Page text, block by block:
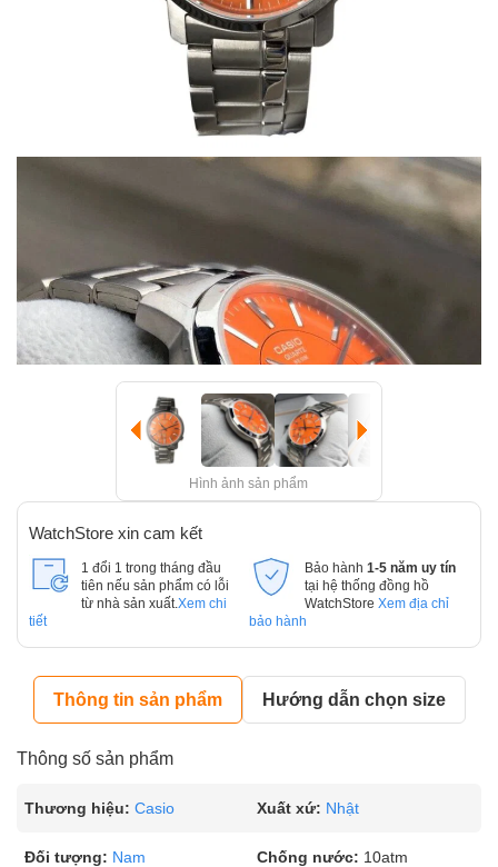
Hình ảnh sản phẩm
WatchStore xin cam kết
1 đổi 1 trong tháng đầu
tiên nếu sản phẩm có lỗi
từ nhà sản xuất. Xem chi
tiết
Bảo hành 1-5 năm uy tín
tại hệ thống đồng hồ
WatchStore Xem địa chỉ
bảo hành
Thông tin sản phẩm Hướng dẫn chọn size
Thông số sản phẩm
Thương hiệu: Casio Xuất xứ: Nhật
Đối tượng: Nam Chống nước: 10atm